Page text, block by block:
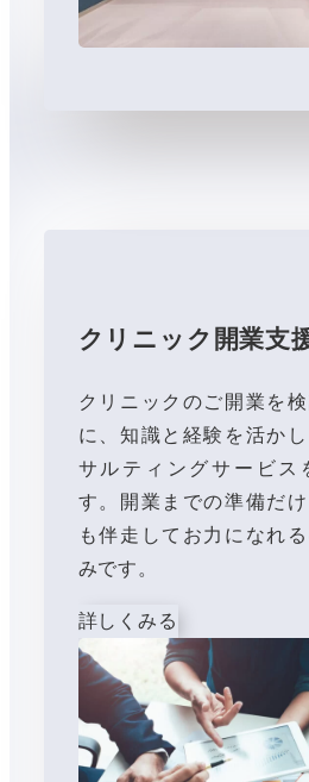
クリニック開業支
クリニックのご開業を
に、知識と経験を活か
サルティングサービス
す。開業までの準備だ
も伴走してお力になれ
みです。
詳しくみる